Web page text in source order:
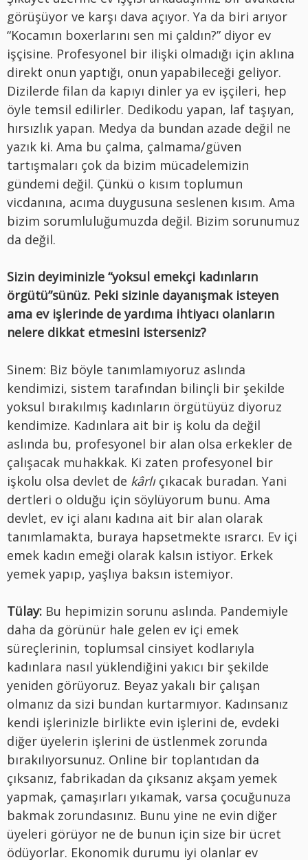
görüşüyor ve karşı dava açıyor. Ya da biri arıyor
“Kocamın boxerlarını sen mi çaldın?” diyor ev
işçisine. Profesyonel bir ilişki olmadığı için aklına
direkt onun yaptığı, onun yapabileceği geliyor.
Dizilerde filan da kapıyı dinler ya ev işçileri, hep
öyle temsil edilirler. Dedikodu yapan, laf taşıyan,
hırsızlık yapan. Medya da bundan azade değil ne
yazık ki. Ama bu çalma, çalmama/güven
tartışmaları çok da bizim mücadelemizin
gündemi değil. Çünkü o kısım toplumun
vicdanına, acıma duygusuna seslenen kısım. Ama
bizim sorumluluğumuzda değil. Bizim sorunumuz
da değil.
Sizin deyiminizle “yoksul emekçi kadınların
örgütü”sünüz. Peki sizinle dayanışmak isteyen
ama ev işlerinde de yardıma ihtiyacı olanların
nelere dikkat etmesini isterseniz?
Sinem: Biz böyle tanımlamıyoruz aslında
kendimizi, sistem tarafından bilinçli bir şekilde
yoksul bırakılmış kadınların örgütüyüz diyoruz
kendimize. Kadınlara ait bir iş kolu da değil
aslında bu, profesyonel bir alan olsa erkekler de
çalışacak muhakkak. Ki zaten profesyonel bir
işkolu olsa devlet de kârlıçıkacak buradan. Yani
dertleri o olduğu için söylüyorum bunu. Ama
devlet, ev içi alanı kadına ait bir alan olarak
tanımlamakta, buraya hapsetmekte ısrarcı. Ev içi
emek kadın emeği olarak kalsın istiyor. Erkek
yemek yapıp, yaşlıya baksın istemiyor.
Tülay: Bu hepimizin sorunu aslında. Pandemiyle
daha da görünür hale gelen ev içi emek
süreçlerinin, toplumsal cinsiyet kodlarıyla
kadınlara nasıl yüklendiğini yakıcı bir şekilde
yeniden görüyoruz. Beyaz yakalı bir çalışan
olmanız da sizi bundan kurtarmıyor. Kadınsanız
kendi işlerinizle birlikte evin işlerini de, evdeki
diğer üyelerin işlerini de üstlenmek zorunda
bırakılıyorsunuz. Online bir toplantıdan da
çıksanız, fabrikadan da çıksanız akşam yemek
yapmak, çamaşırları yıkamak, varsa çocuğunuza
bakmak zorundasınız. Bunu yine ne evin diğer
üyeleri görüyor ne de bunun için size bir ücret
ödüyorlar. Ekonomik durumu iyi olanlar ev